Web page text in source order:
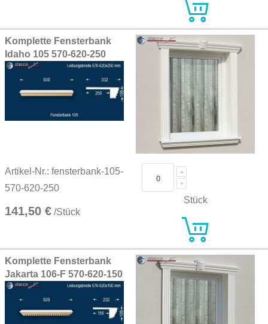
Komplette Fensterbank
Idaho 105 570-620-250
Artikel-Nr.: fensterbank-105-
570-620-250
141,50 € /Stück
Stück
Komplette Fensterbank
Jakarta 106-F 570-620-150